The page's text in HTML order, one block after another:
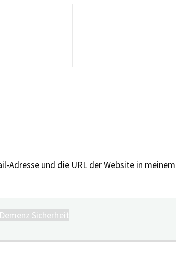
Adresse und die URL der Website in
Sicherheit